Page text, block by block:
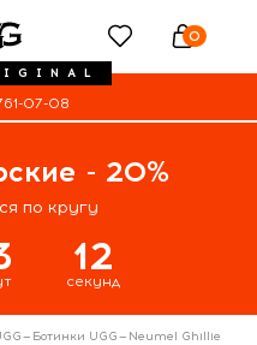
0
07-08
- 20%
по кругу
11
секунд
— Ботинки UGG— Neumel Ghillie